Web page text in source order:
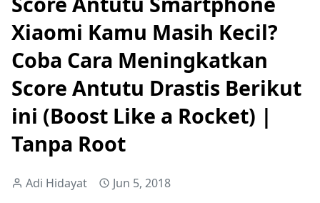
Xiaomi Kamu Masih Kecil?
Coba Cara Meningkatkan
Score Antutu Drastis Berikut
ini (Boost Like a Rocket) |
Tanpa Root
Adi Hidayat Jun 5, 2018